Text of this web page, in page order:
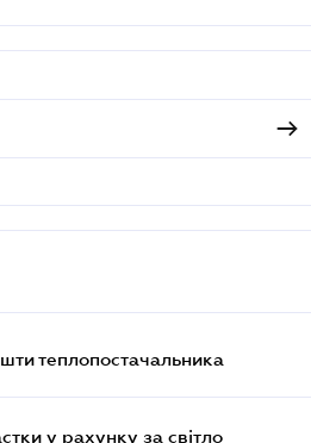
теплопостачальника
у рахунку за світло